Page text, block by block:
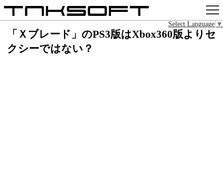
アプリ
x
Select Language ▼
「Ｘブレード」のPS3版はXbox360版よりセ
クシーではない？